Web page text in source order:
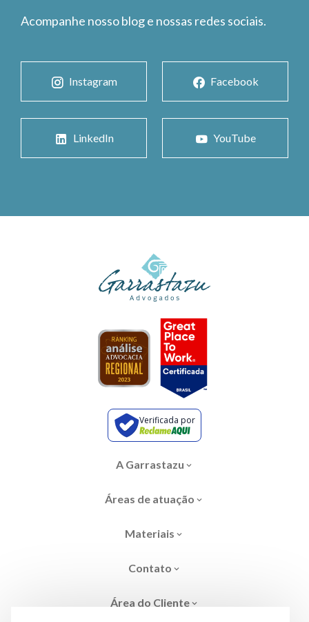
Acompanhe nosso blog e nossas redes sociais.
Instagram Facebook
LinkedIn YouTube
Verificada por
A Garrastazu
Áreas de atuação
Materiais
Contato
Área do Cliente